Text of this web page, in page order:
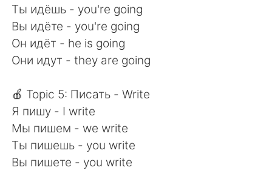
Ты идёшь - you're going
Вы идёте - you're going
Он идёт - he is going
Они идут - they are going
🍎 Topic 5: Писать - Write
Я пишу - I write
Мы пишем - we write
Ты пишешь - you write
Вы пишете - you write